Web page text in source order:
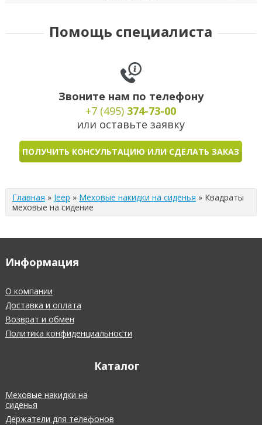
Помощь специалиста
Звоните нам по телефону
+7 (495) 374-73-00
или оставьте заявку
ПОЛУЧИТЬ КОНСУЛЬТАЦИЮ ИЛИ СДЕЛАТЬ ЗАКАЗ
Главная » Jeep » Меховые накидки на сиденья » Квадраты
меховые на сидение
Информация
О компании
Доставка и оплата
Возврат и обмен
Политика конфиденциальности
Каталог
Меховые накидки на
сиденья
Держатели для телефонов